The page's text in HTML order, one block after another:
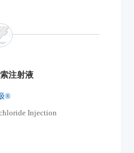
腺炎)。
注射液
®
Injection